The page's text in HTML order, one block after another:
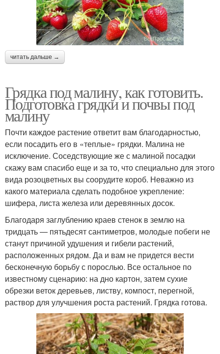
читать дальше →
Грядка под малину, как готовить.
Подготовка грядки и почвы под
малину
Почти каждое растение ответит вам благодарностью,
если посадить его в «теплые» грядки. Малина не
исключение. Соседствующие же с малиной посадки
скажу вам спасибо еще и за то, что специально для этого
вида розоцветных вы соорудите короб. Неважно из
какого материала сделать подобное укрепление:
шифера, листа железа или деревянных досок.
Благодаря заглублению краев стенок в землю на
тридцать — пятьдесят сантиметров, молодые побеги не
станут причиной удушения и гибели растений,
расположенных рядом. Да и вам не придется вести
бесконечную борьбу с порослью. Все остальное по
известному сценарию: на дно картон, затем сухие
обрезки веток деревьев, листву, компост, перегной,
раствор для улучшения роста растений. Грядка готова.